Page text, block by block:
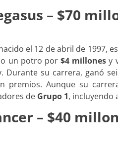
– $70
el 12 de abril de 1997,
un potro por $4 millones y
Durante su carrera, ganó
premios. Aunque su
de Grupo 1, incluyendo
– $40